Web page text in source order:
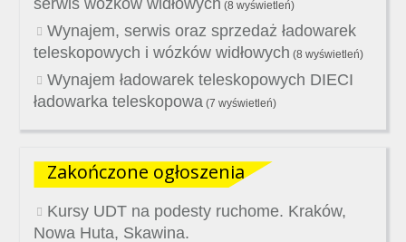
serwis wózków widłowych (8 wyświetleń)
Wynajem, serwis oraz sprzedaż ładowarek
teleskopowych i wózków widłowych (8 wyświetleń)
Wynajem ładowarek teleskopowych DIECI
ładowarka teleskopowa (7 wyświetleń)
Zakończone ogłoszenia
Kursy UDT na podesty ruchome. Kraków,
Nowa Huta, Skawina.